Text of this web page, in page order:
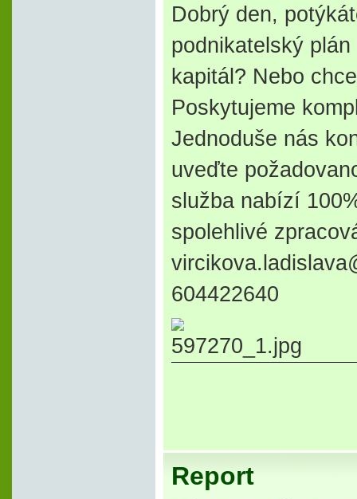
Dobrý den,
podnikatelský
kapitál? Nebo
Poskytujeme
Jednoduše nás
uveďte
služba nabízí
spolehlivé
604422640
Report